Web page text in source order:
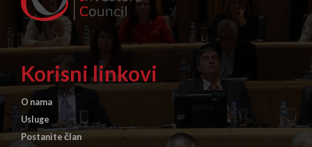
Korisni linkovi
O nama
Usluge
Postanite član